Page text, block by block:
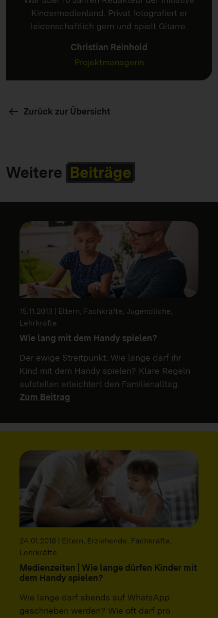
Kindermedienland. Privat fotografiert er
leidenschaftlich gern und spielt Gitarre.
Christian Reinhold
Projektmanagerin
Zurück zur Übersicht
Weitere Beiträge
15.11.2013 | Eltern, Fachkräfte, Jugendliche,
Lehrkräfte
Wie lang mit dem Handy spielen?
Der ewige Streitpunkt: Wie lange darf ihr
Kind mit dem Handy spielen? Klare Regeln
aufstellen erleichtert den Familienalltag.
Zum Beitrag
24.01.2018 | Eltern, Erziehende, Fachkräfte,
Lehrkräfte
Medienzeiten | Wie lange dürfen Kinder mit
dem Handy spielen?
Wie lange darf abends auf WhatsApp
geschrieben werden? Wie oft darf pro